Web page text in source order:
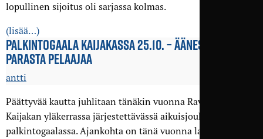
lopullinen sijoitus oli sarjassa kolmas.
(lisää…)
PALKINTOGAALA KAIJAKASSA 25.10. – ÄÄNESTÄ KAUDEN
PARASTA PELAAJAA
antti
Päättyvää kautta juhlitaan tänäkin vuonna Ravintola
Kaijakan yläkerrassa järjestettävässä aikuisjoukkueiden
palkintogaalassa. Ajankohta on tänä vuonna lauantai 25.10.